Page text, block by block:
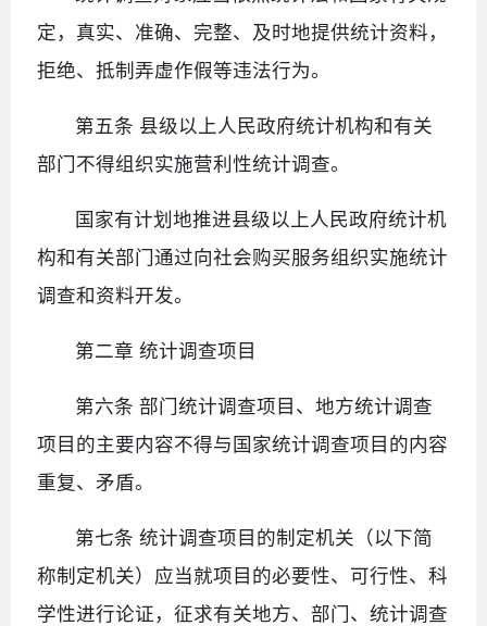
定，真实、准确、完整、及时地提供统计资料，
拒绝、抵制弄虚作假等违法行为。
第五条 县级以上人民政府统计机构和有关
部门不得组织实施营利性统计调查。
国家有计划地推进县级以上人民政府统计机
构和有关部门通过向社会购买服务组织实施统计
调查和资料开发。
第二章 统计调查项目
第六条 部门统计调查项目、地方统计调查
项目的主要内容不得与国家统计调查项目的内容
重复、矛盾。
第七条 统计调查项目的制定机关（以下简
称制定机关）应当就项目的必要性、可行性、科
学性进行论证，征求有关地方、部门、统计调查